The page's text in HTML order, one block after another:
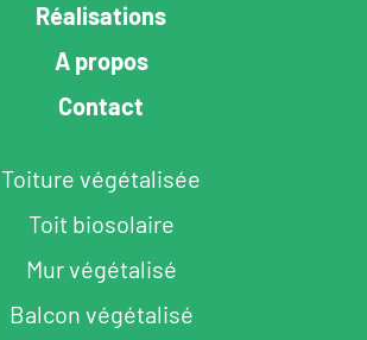
Réalisations
A propos
Contact
Toiture végétalisée
Toit biosolaire
Mur végétalisé
Balcon végétalisé